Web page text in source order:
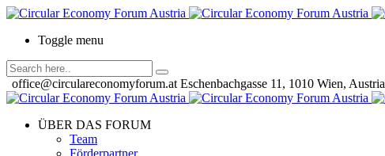
Toggle menu
office@circulareconomyforum.at Eschenbachgasse 11, 1010 Wien, Austria
ÜBER DAS FORUM
Team
Förderpartner